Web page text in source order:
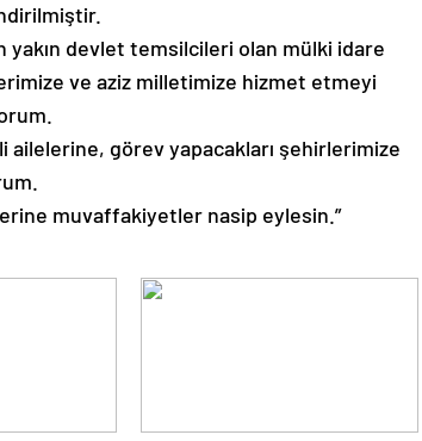
yakın devlet temsilcileri olan mülki idare
ve aziz milletimize hizmet etmeyi
görev yapacakları şehirlerimize
muvaffakiyetler nasip eylesin.”